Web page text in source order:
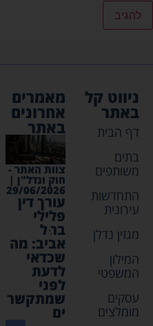
ניווט קל
באתר
דף הבית
בתים
משותפים
התחדשות
עירונית
מגזין נדלן
המילון
המשפטי
עסקים
מומלצים
מאמרים
אחרונים
באתר
צוות האתר -
חוק ונדל"ן |
29/06/2026
עורך דין
פלילי
בתל
אביב: מה
שכדאי
לדעת
לפני
שמתקשר
ים